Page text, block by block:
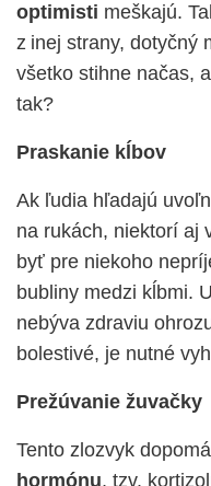
optimisti meškajú.
z inej strany, dotyčný
všetko stihne načas,
tak?
Praskanie kĺbov
Ak ľudia hľadajú
na rukách, niektorí aj
byť pre niekoho
bubliny medzi kĺbmi.
nebýva zdraviu
bolestivé, je nutné
Prežúvanie žuvačky
Tento zlozvyk
hormónu, tzv.